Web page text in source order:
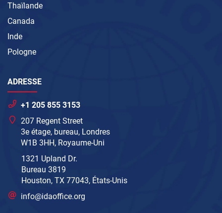
Thaïlande
Canada
Inde
Pologne
ADRESSE
+1 205 855 3153
207 Regent Street
3e étage, bureau, Londres
W1B 3HH, Royaume-Uni
1321 Upland Dr.
Bureau 3819
Houston, TX 77043, États-Unis
info@idaoffice.org